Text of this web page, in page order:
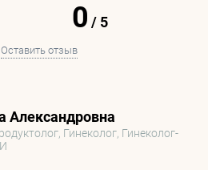
0 /5
Оставить отзыв
Александровна
Гинеколог, Гинеколог-